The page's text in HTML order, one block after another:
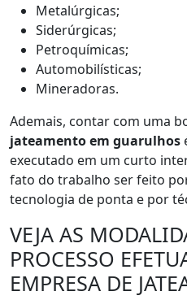
Metalúrgicas;
Siderúrgicas;
Petroquímicas;
Automobilísticas;
Mineradoras.
Ademais, contar com uma
jateamento em guarulhos
executado em um curto
fato do trabalho ser feito
tecnologia de ponta e por
VEJA AS
PROCESSO
EMPRESA DE